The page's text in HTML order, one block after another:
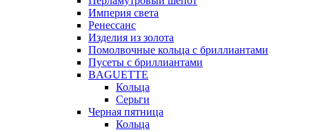
Империя света
Ренессанс
Изделия из золота
Помолвочные кольца с бриллиантами
Пусеты с бриллиантами
BAGUETTE
Кольца
Серьги
Черная пятница
Кольца